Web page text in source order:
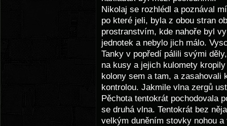
Nikolaj se rozhlédl a poznával
po které jeli, byla z obou stran
prostranstvím, kde nahoře byl
jednotek a nebylo jich málo.
Tanky v popředí pálili svými
na kusy a jejich kulomety
kolony sem a tam, a zasahovali
kontrolou. Jakmile vlna zergů
Pěchota tentokrát pochodovala
se druhá vlna. Tentokrát bez
velkým duněním stovky nohou